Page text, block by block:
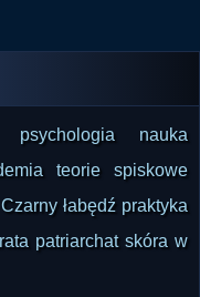
i pozornie
jedna strona
się więc w
przesłaniu:
są warunkiem
prywatnym,
psychologia
nauka
teorie spiskowe
Czarny łabędź praktyka
patriarchat skóra w